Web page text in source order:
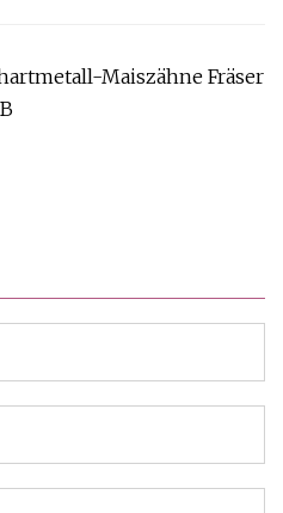
Maiszähne Fräser